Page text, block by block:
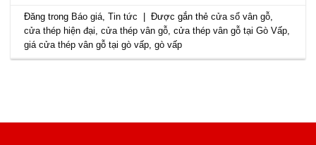
Đăng trong Báo giá,Tin tức Được gắn thẻcửa sổ vân gỗ,
cửa thép hiện đại,cửa thép vân gỗ,cửa thép vân gỗ tại Gò Vấp,
giá cửa thép vân gỗ tại gò vấp,gò vấp